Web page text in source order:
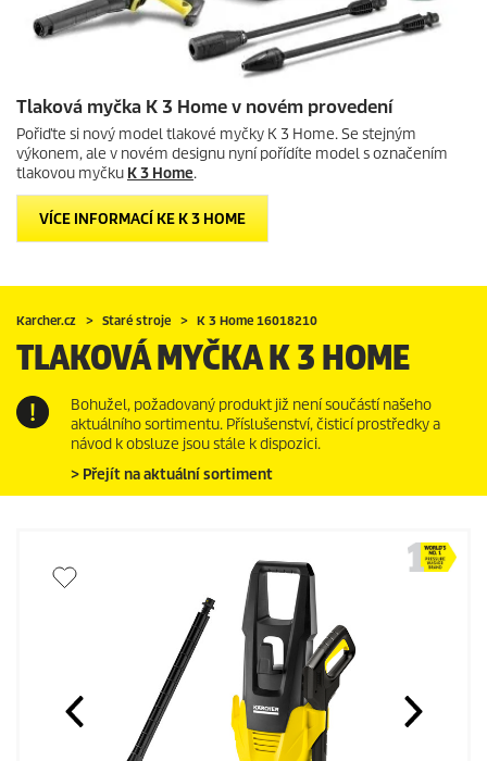
Tlaková myčka K 3 Home v novém provedení
Pořiďte si nový modeltlakové myčky K 3 Home. Se stejným
výkonem, ale v novém designu nyní pořídíte model s označením
tlakovou myčku K 3 Home.
VÍCE INFORMACÍ KE K 3 HOME
Karcher.cz Staré stroje K 3 Home 16018210
TLAKOVÁ MYČKA K 3 HOME
Bohužel, požadovaný produkt již není součástí našeho
aktuálního sortimentu. Příslušenství, čisticí prostředky a
návod k obsluze jsou stále k dispozici.
> Přejít na aktuální sortiment